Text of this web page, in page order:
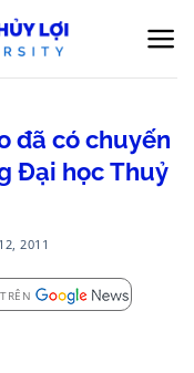
đã có chuyến
Đại học Thuỷ
2011